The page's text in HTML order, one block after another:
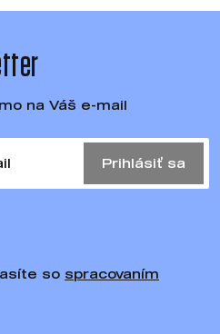
na Váš e-mail
Prihlásiť sa
so spracovaním